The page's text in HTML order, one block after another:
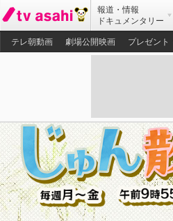
報道・情報
ドキュメンタリー
テレ朝動画 劇場公開映画 プレゼント